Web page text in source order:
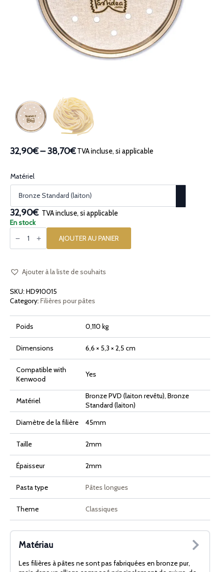
32,90€–38,70€
Plage
prix :
32,90€
38,70€
TVA incluse, si applicable
Matériel
32,90€ TVA incluse, si applicable
En stock
quantité
de
en
2mm
AJOUTER AU PANIER
Ajouter à la liste de souhaits
SKU: HD910015
Category: Filières pour pâtes
Poids 0,110 kg
Dimensions 6,6 × 5,3 × 2,5 cm
Compatible with
Kenwood
Yes
Matériel
Bronze PVD (laiton revêtu), Bronze
Standard (laiton)
Diamètre de la filière
45mm
Taille 2mm
Épaisseur 2mm
Pasta type Pâtes longues
Theme Classiques
Matériau
Les filières à pâtes ne sont pas fabriquées en bronze pur,